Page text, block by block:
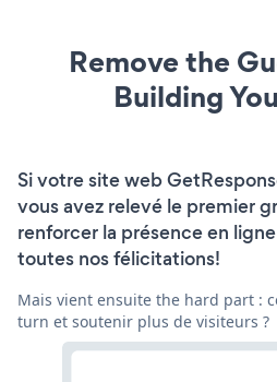
Remove the
Building
Si votre site web
vous avez relevé le premier
renforcer la présence en
toutes nos félicitations!
Mais vient ensuite the hard part :
turn et soutenir plus de visiteurs ?